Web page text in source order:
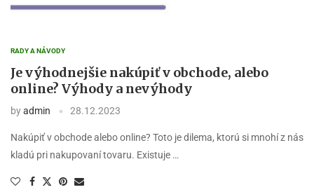
RADY A NÁVODY
Je výhodnejšie nakúpiť v obchode, alebo
online? Výhody a nevýhody
byadmin 28.12.2023
Nakúpiť v obchode alebo online? Toto je dilema, ktorú si mnohí z nás
kladú pri nakupovaní tovaru. Existuje …